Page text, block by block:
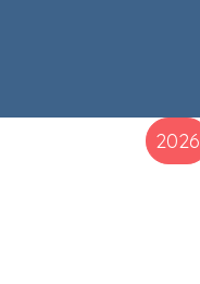
2026